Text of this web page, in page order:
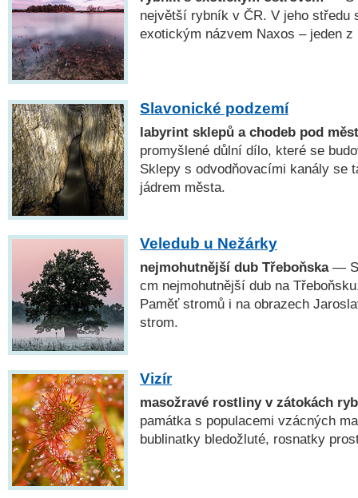
největší rybník v ČR. V jeho středu
exotickým názvem Naxos – jeden
Slavonické podzemí
labyrint sklepů a chodeb pod
promyšlené důlní dílo, které se
Sklepy s odvodňovacími kanály se
jádrem města.
Veledub u Nežárky
nejmohutnější dub Třeboňska— S
cm nejmohutnější dub na
Paměť stromů i na obrazech
strom.
Vizír
masožravé rostliny v zátokách
památka s populacemi vzácných
bublinatky bledožluté, rosnatky